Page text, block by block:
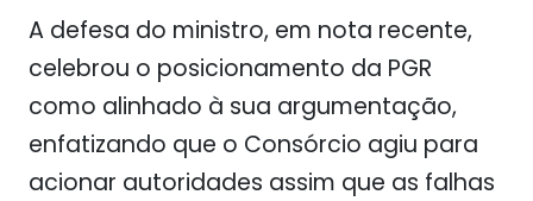
A defesa do ministro, em nota recente,
celebrou o posicionamento da PGR
como alinhado à sua argumentação,
enfatizando que o Consórcio agiu para
acionar autoridades assim que as falhas